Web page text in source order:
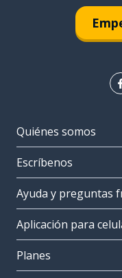
Quiénes somos
Escríbenos
Ayuda y preguntas
Aplicación para
Planes